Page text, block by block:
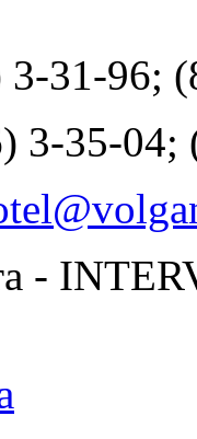
3-31-96;
3-35-04;
-